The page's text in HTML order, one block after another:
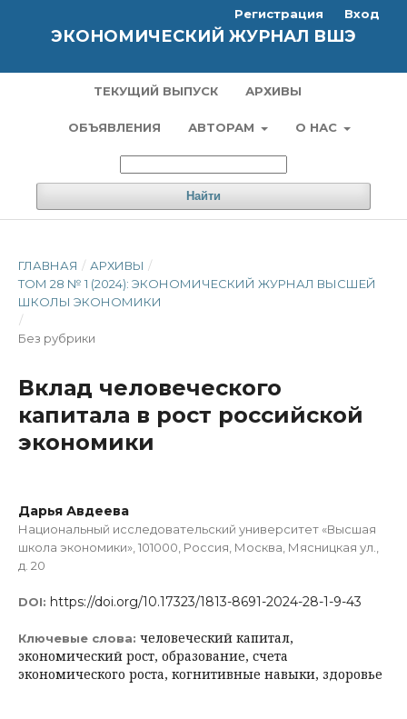
ЭКОНОМИЧЕСКИЙ ЖУРНАЛ ВШЭ
ТЕКУЩИЙ ВЫПУСК АРХИВЫ
ОБЪЯВЛЕНИЯ АВТОРАМ О НАС
Найти
Регистрация Вход
ГЛАВНАЯ / АРХИВЫ /
ТОМ 28 № 1 (2024): ЭКОНОМИЧЕСКИЙ ЖУРНАЛ ВЫСШЕЙ
ШКОЛЫ ЭКОНОМИКИ
/
Без рубрики
Вклад человеческого
капитала в рост российской
экономики
Дарья Авдеева
Национальный исследовательский университет «Высшая
школа экономики», 101000, Россия, Москва, Мясницкая ул.,
д. 20
DOI: https://doi.org/10.17323/1813-8691-2024-28-1-9-43
Ключевые слова: человеческий капитал,
экономический рост, образование, счета
экономического роста, когнитивные навыки, здоровье